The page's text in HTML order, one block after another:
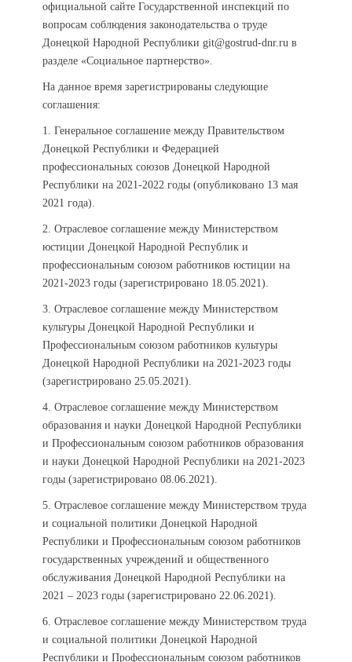
официальной сайте Государственной инспекций по
вопросам соблюдения законодательства о труде
Донецкой Народной Республики git@gostrud-dnr.ru в
разделе «Социальное партнерство».
На данное время зарегистрированы следующие
соглашения:
1. Генеральное соглашение между Правительством
Донецкой Республики и Федерацией
профессиональных союзов Донецкой Народной
Республики на 2021-2022 годы (опубликовано 13 мая
2021 года).
2. Отраслевое соглашение между Министерством
юстиции Донецкой Народной Республик и
профессиональным союзом работников юстиции на
2021-2023 годы (зарегистрировано 18.05.2021).
3. Отраслевое соглашение между Министерством
культуры Донецкой Народной Республики и
Профессиональным союзом работников культуры
Донецкой Народной Республики на 2021-2023 годы
(зарегистрировано 25.05.2021).
4. Отраслевое соглашение между Министерством
образования и науки Донецкой Народной Республики
и Профессиональным союзом работников образования
и науки Донецкой Народной Республики на 2021-2023
годы (зарегистрировано 08.06.2021).
5. Отраслевое соглашение между Министерством труда
и социальной политики Донецкой Народной
Республики и Профессиональным союзом работников
государственных учреждений и общественного
обслуживания Донецкой Народной Республики на
2021 – 2023 годы (зарегистрировано 22.06.2021).
6. Отраслевое соглашение между Министерством труда
и социальной политики Донецкой Народной
Республики и Профессиональным союзом работников